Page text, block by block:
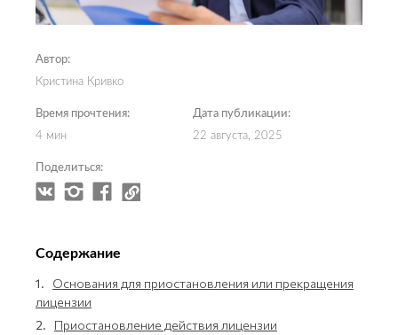
Время прочтения:
4 мин
Автор:
Кристина Кривко
Дата публикации:
22 августа, 2025
Поделиться:
Содержание
1.
Основания для приостановления или прекращения
лицензии
2.
Приостановление действия лицензии